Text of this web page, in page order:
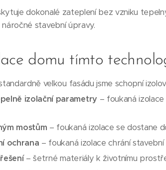
dokonalé zateplení bez vzniku
stavební úpravy.
domu tímto
velkou fasádu jsme schopní
izolační parametry – foukaná
mostům – foukaná izolace se dostane
ochrana – foukaná izolace chrání
– šetrné materiály k životnímu